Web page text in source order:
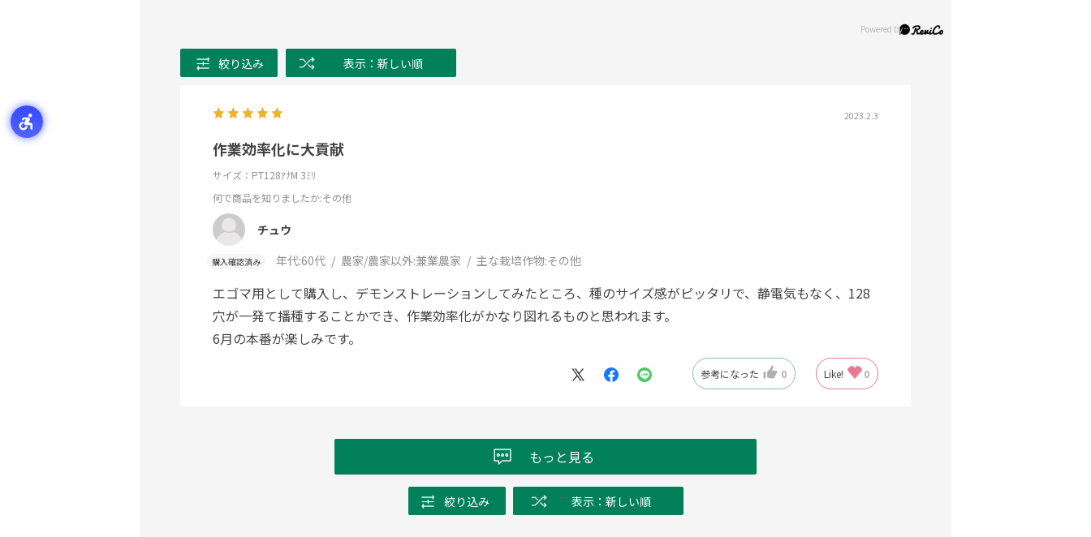
絞り込み 表示：新しい順
2023.2.3
作業効率化に大貢献
サイズ：PT128ｱﾅM 3ﾐﾘ
何で商品を知りましたか:その他
チュウ
購入確認済み 年代:60代 農家/農家以外:兼業農家 主な栽培作物:その他
エゴマ用として購入し、デモンストレーションしてみたところ、種のサイズ感がピッタリで、静電気もなく、128
穴が一発て播種することかでき、作業効率化がかなり図れるものと思われます。
6月の本番が楽しみです。
参考になった 0 Like! 0
もっと見る
絞り込み 表示：新しい順